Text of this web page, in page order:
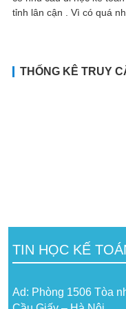
tỉnh lân cận . Vì có quá
THỐNG KÊ TRUY
TIN HỌC KẾ
Ad: Phòng 1506 Tòa